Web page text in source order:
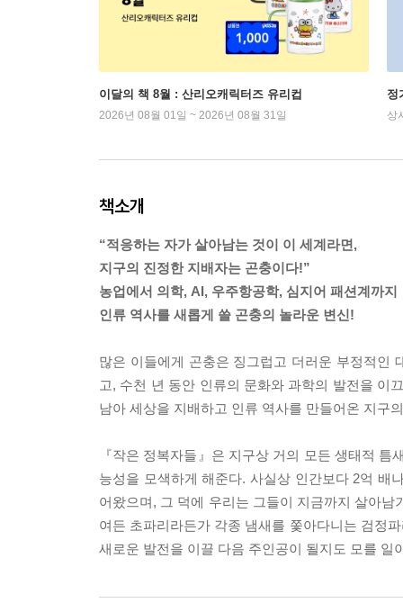
이달의 책 8월 : 산리오캐릭터즈 유리컵
2026년 08월 01일 ~ 2026년 08월 31일
정
상
책소개
“적응하는 자가 살아남는 것이 이 세계라면,
지구의 진정한 지배자는 곤충이다!”
농업에서 의학, AI, 우주항공학, 심지어 패션계까지
인류 역사를 새롭게 쓸 곤충의 놀라운 변신!
많은 이들에게 곤충은 징그럽고 더러운 부정적인
고, 수천 년 동안 인류의 문화와 과학의 발전을 이
남아 세상을 지배하고 인류 역사를 만들어온 지구
『작은 정복자들』은 지구상 거의 모든 생태적
능성을 모색하게 해준다. 사실상 인간보다 2억 배
어왔으며, 그 덕에 우리는 그들이 지금까지 살아
여든 초파리라든가 각종 냄새를 쫓아다니는 검정
새로운 발전을 이끌 다음 주인공이 될지도 모를 일